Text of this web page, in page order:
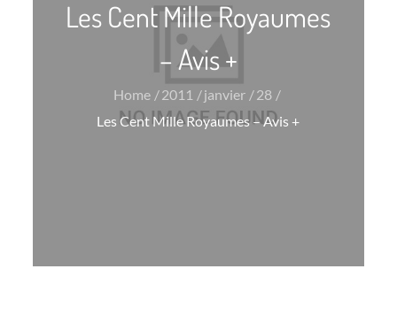
Les Cent Mille Royaumes
– Avis +
Home 2011 janvier
28
Les Cent Mille Royaumes – Avis +